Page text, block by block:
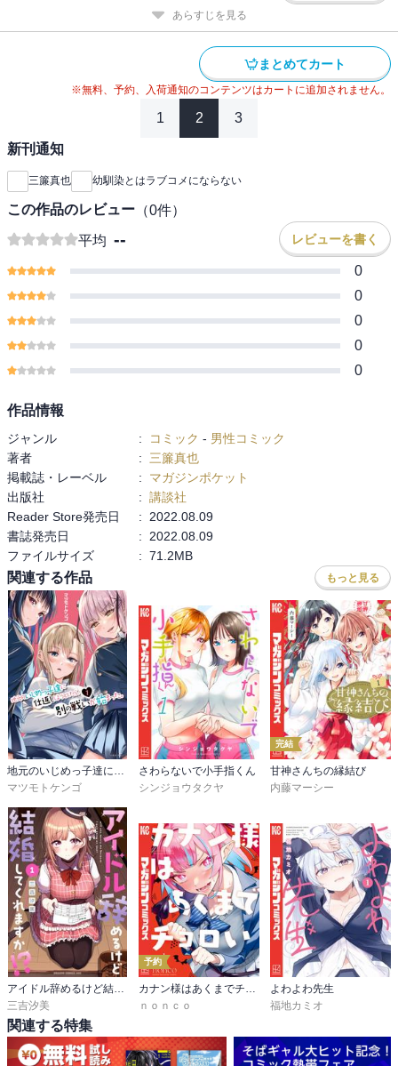
あらすじを見る
まとめてカート
※無料、予約、入荷通知のコンテンツはカートに追加されません。
1 2 3
新刊通知
三簾真也 幼馴染とはラブコメにならない
この作品のレビュー （0件）
平均 -- レビューを書く
0
0
0
0
0
作品情報
ジャンル : コミック - 男性コミック
著者
:
三簾真也
掲載誌・レーベル
:
マガジンポケット
出版社
: 講談社
Reader Store発売日
:
2022.08.09
書誌発売日
:
2022.08.09
ファイルサイズ
: 71.2MB
関連する作品 もっと見る
地元のいじめっ子達に仕返ししようとしたら、別の戦いが始まった。
マツモトケンゴ
さわらないで小手指くん
シンジョウタクヤ
完結
甘神さんちの縁結び
内藤マーシー
三吉汐美
予約
ｎｏｎｃｏ
よわよわ先生
福地カミオ
関連する特集